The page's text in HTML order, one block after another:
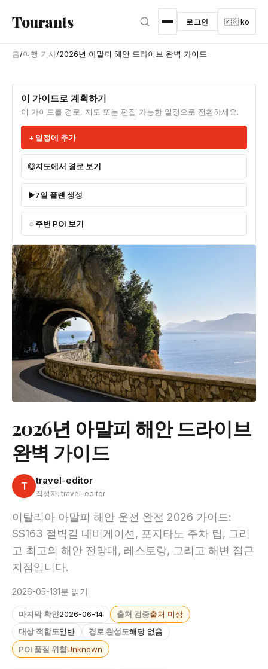
Tourants 로그인 🇰🇷 ko
홈/여행 기사/2026년 아말피 해안 드라이브 완벽 가이드
이 가이드로 계획하기
이 가이드를 경로, 지도 또는 편집 가능한 일정으로 전환하세요.
일정에 추가
지도에서 경로 보기
7일 플랜 생성
주변 POI 보기
2026년 아말피 해안 드라이브
완벽 가이드
T travel-editor
작성자: travel-editor
이탈리아 아말피 해안 운전 완전 2026 가이드:
SS163 절벽길 네비게이션, 포지타노 주차 팁, 그리
고 최고의 해안 전망대, 레스토랑, 그리고 해변 접근
지점입니다.
2026-05-131분 읽기
마지막 확인2026-06-14 출처 검증출처 미상
대상 적합도일반 경로 완성도해당 없음
POI 품질 위험Unknown